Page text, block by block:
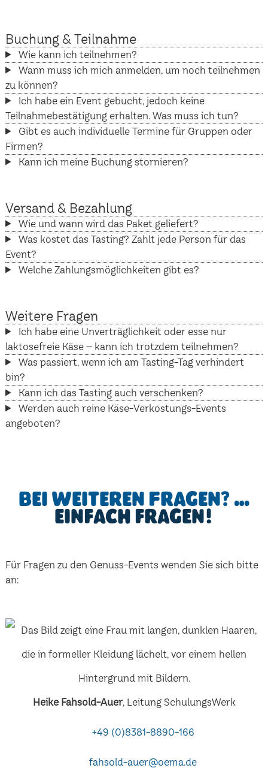
Buchung & Teilnahme
Wie kann ich teilnehmen?
Wann muss ich mich anmelden, um noch teilnehmen
zu können?
Ich habe ein Event gebucht, jedoch keine
Teilnahmebestätigung erhalten. Was muss ich tun?
Gibt es auch individuelle Termine für Gruppen oder
Firmen?
Kann ich meine Buchung stornieren?
Versand & Bezahlung
Wie und wann wird das Paket geliefert?
Was kostet das Tasting? Zahlt jede Person für das
Event?
Welche Zahlungsmöglichkeiten gibt es?
Weitere Fragen
Ich habe eine Unverträglichkeit oder esse nur
laktosefreie Käse – kann ich trotzdem teilnehmen?
Was passiert, wenn ich am Tasting-Tag verhindert
bin?
Kann ich das Tasting auch verschenken?
Werden auch reine Käse-Verkostungs-Events
angeboten?
Bei weiteren Fragen? …
einfach fragen!
Für Fragen zu den Genuss-Events wenden Sie sich bitte
an:
Heike Fahsold-Auer, Leitung SchulungsWerk
+49 (0)8381-8890-166
fahsold-auer@oema.de